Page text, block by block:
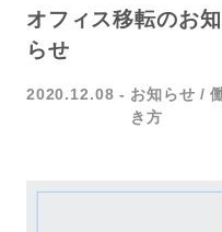
オフィス移転のお知
らせ
2020.12.08 お知らせ
き方